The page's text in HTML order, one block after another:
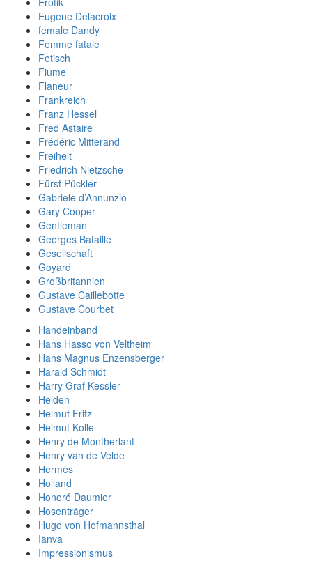
Eugene Delacroix
female Dandy
Femme fatale
Fetisch
Fiume
Flaneur
Frankreich
Franz Hessel
Fred Astaire
Frédéric Mitterand
Freiheit
Friedrich Nietzsche
Fürst Pückler
Gabriele d’Annunzio
Gary Cooper
Gentleman
Georges Bataille
Gesellschaft
Goyard
Großbritannien
Gustave Caillebotte
Gustave Courbet
Handeinband
Hans Hasso von Veltheim
Hans Magnus Enzensberger
Harald Schmidt
Harry Graf Kessler
Helden
Helmut Fritz
Helmut Kolle
Henry de Montherlant
Henry van de Velde
Hermès
Holland
Honoré Daumier
Hosenträger
Hugo von Hofmannsthal
Ianva
Impressionismus